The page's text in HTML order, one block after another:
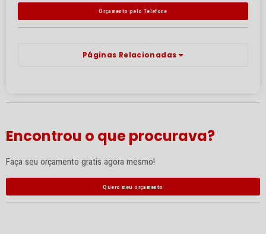
Orçamento pelo Telefone
Páginas Relacionadas
Encontrou o que procurava?
Faça seu orçamento gratis agora mesmo!
Quero meu orçamento